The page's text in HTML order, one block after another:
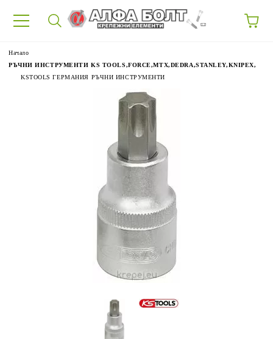
Начало
РЪЧНИ ИНСТРУМЕНТИ KS TOOLS,FORCE,MTX,DEDRA,STANLEY,KNIPEX,
KSTOOLS ГЕРМАНИЯ РЪЧНИ ИНСТРУМЕНТИ